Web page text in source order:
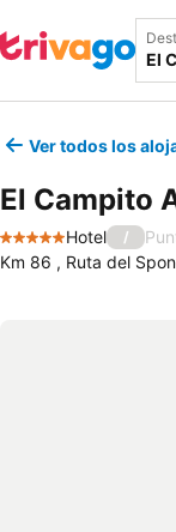
Ver todos los
El Campito
5 Estrellas
Hotel /
Km 86 , Ruta del